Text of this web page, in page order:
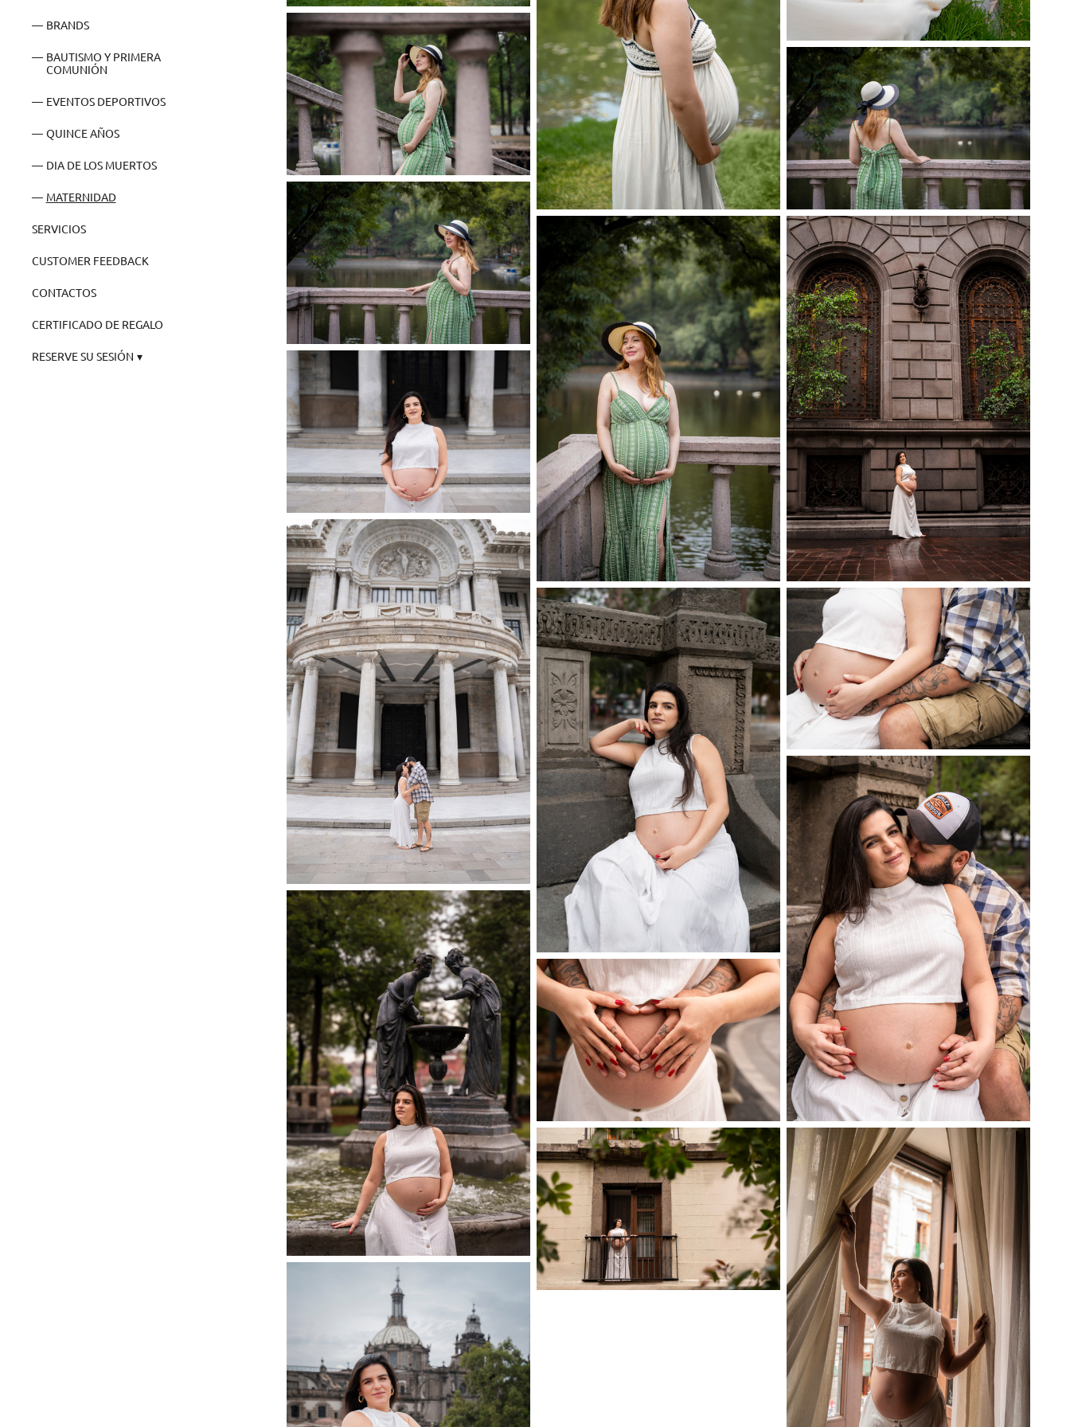
BRANDS
BAUTISMO Y PRIMERA
COMUNIÓN
EVENTOS DEPORTIVOS
QUINCE AÑOS
DIA DE LOS MUERTOS
MATERNIDAD
SERVICIOS
СUSTOMER FEEDBACK
CONTACTOS
CERTIFICADO DE REGALO
RESERVE SU SESIÓN